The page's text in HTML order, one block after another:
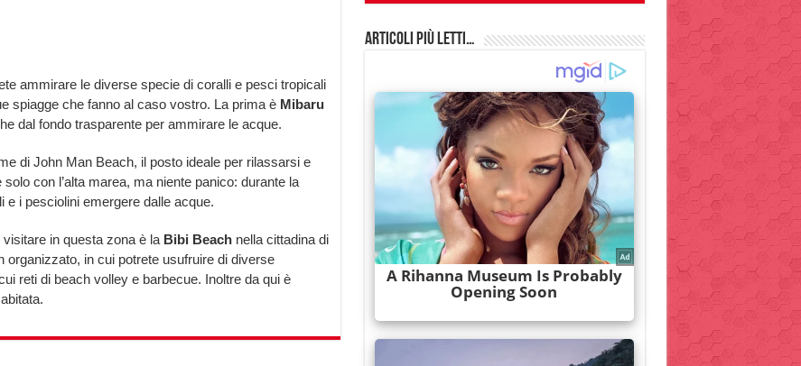
ammirare le diverse specie di coralli e pesci tropicali
spiagge che fanno al caso vostro. La prima è Mibaru
dal fondo trasparente per ammirare le acque.
di John Man Beach, il posto ideale per rilassarsi e
con l’alta marea, ma niente panico: durante la
i pesciolini emergere dalle acque.
visitare in questa zona è la Bibi Beachnella cittadina di
organizzato, in cui potrete usufruire di diverse
reti di beach volley e barbecue. Inoltre da qui è
Articoli più Letti…